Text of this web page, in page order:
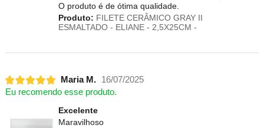
O produto é de ótima qualidade.
Produto: FILETE CERÂMICO GRAY II
ESMALTADO - ELIANE - 2,5X25CM -
Maria M.
16/07/2025
Eu recomendo esse produto.
Excelente
Maravilhoso